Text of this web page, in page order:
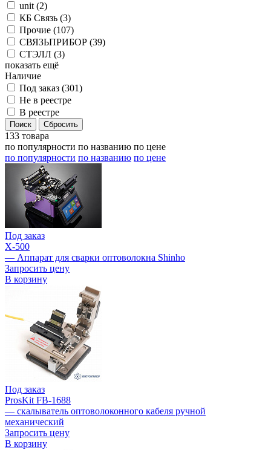
unit (2)
КБ Связь (3)
Прочие (107)
СВЯЗЬПРИБОР (39)
СТЭЛЛ (3)
показать ещё
Наличие
Под заказ (301)
Не в реестре
В реестре
133 товара
по популярности по названию по цене
по популярности по названию по цене
Под заказ
X-500
— Аппарат для сварки оптоволокна Shinho
Запросить цену
В корзину
Под заказ
ProsKit FB-1688
— скалыватель оптоволоконного кабеля ручной
механический
Запросить цену
В корзину